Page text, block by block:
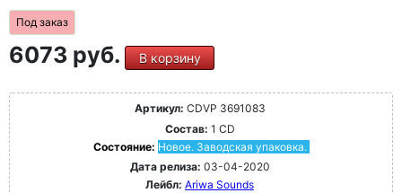
Под заказ
6073 руб. В корзину
Артикул: CDVP 3691083
Состав: 1 CD
Состояние: Новое. Заводская упаковка.
Дата релиза: 03-04-2020
Лейбл: Ariwa Sounds